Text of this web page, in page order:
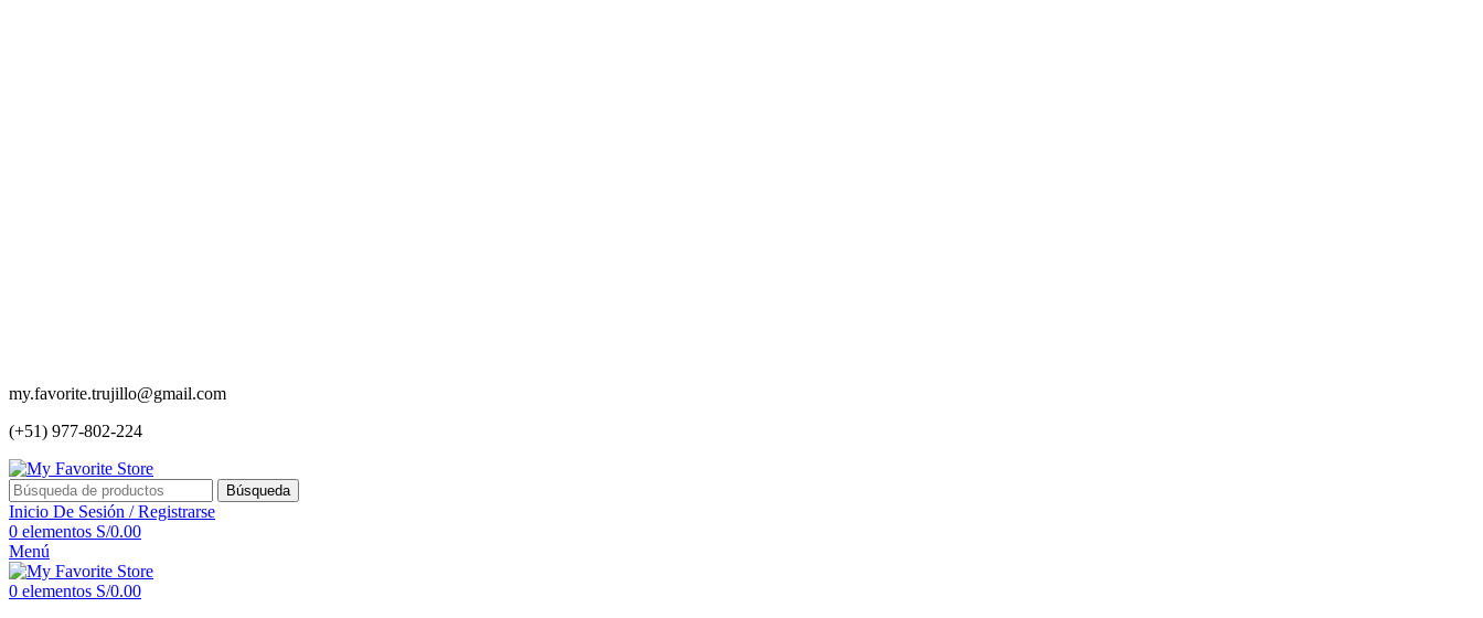
my.favorite.trujillo@gmail.com
(+51) 977-802-224
Búsqueda
Inicio De Sesión / Registrarse
0 elementos S/0.00
Menú
0 elementos S/0.00